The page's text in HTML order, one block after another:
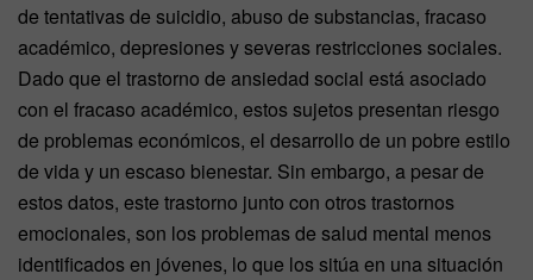
de tentativas de suicidio, abuso de substancias, fracaso
académico, depresiones y severas restricciones sociales.
Dado que el trastorno de ansiedad social está asociado
con el fracaso académico, estos sujetos presentan riesgo
de problemas económicos, el desarrollo de un pobre estilo
de vida y un escaso bienestar. Sin embargo, a pesar de
estos datos, este trastorno junto con otros trastornos
emocionales, son los problemas de salud mental menos
identificados en jóvenes, lo que los sitúa en una situación